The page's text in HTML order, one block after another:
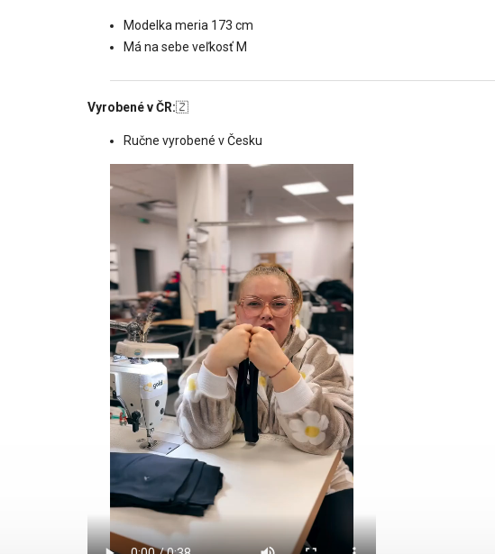
Modelka meria 173 cm
Má na sebe veľkosť M
Vyrobené v ČR:🇿
Ručne vyrobené v Česku